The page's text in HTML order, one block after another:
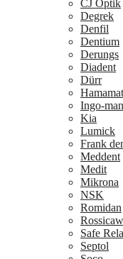
CJ Optik
Degrek
Denfil
Dentium
Derungs
Diadent
Dürr
Ingo-man
Kia
Lumick
Frank
Meddent
Medit
Mikrona
NSK
Romidan
Safe
Septol